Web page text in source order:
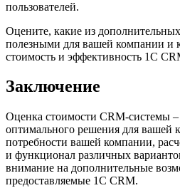
пользователей.
Оцените, какие из
полезными для вашей компании и
стоимость и эффективность 1С
Заключение
Оценка стоимости CRM-системы
оптимального решения для вашей
потребности вашей компании,
и функционал различных
внимание на дополнительные
предоставляемые 1С CRM.